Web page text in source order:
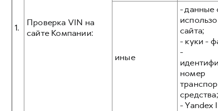
1.
Проверка VIN на
сайте Компании:
иные
- данные
сайта;
- куки -
-
номер
средства;
- Yandex